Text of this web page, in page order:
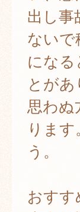
出し事
ないで
にな
とが
思わぬ
りま
う。
おす